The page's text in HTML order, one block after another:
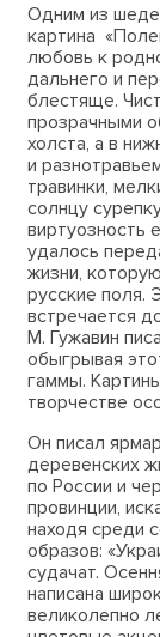
Одним из
картина
любовь к
дальнего и
блестяще.
прозрачными
холста, а в
и
травинки,
солнцу
виртуозность
удалось
жизни,
русские поля.
встречается
М. Гужавин
обыгрывая
гаммы.
творчестве
Он писал
деревенских
по России и
провинции,
находя среди
образов:
судачат.
написана
великолепно